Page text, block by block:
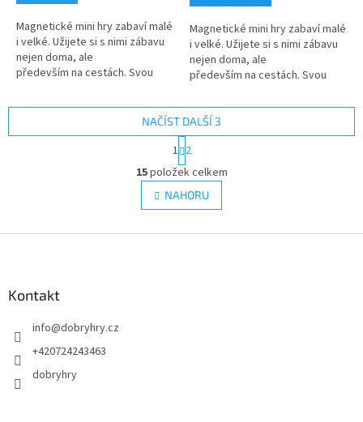
Magnetické mini hry zabaví malé
i velké. Užijete si s nimi zábavu
nejen doma, ale
především na cestách. Svou
vejdou do každého batůžku
Magnetické mini hry zabaví malé
i velké. Užijete si s nimi zábavu
nejen doma, ale
především na cestách. Svou
vejdou do každého batůžku
a magnetické...
O
v
l
á
NAČÍST DALŠÍ 3
t
r
á
n
k
v
1 2
15položek celkem
NAHORU
Kontakt
info@dobryhry.cz
+420724243463
dobryhry